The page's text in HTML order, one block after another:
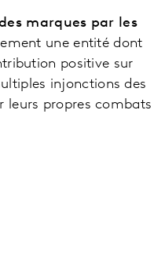
marques par les
une entité dont
positive sur
injonctions des
leurs propres combats